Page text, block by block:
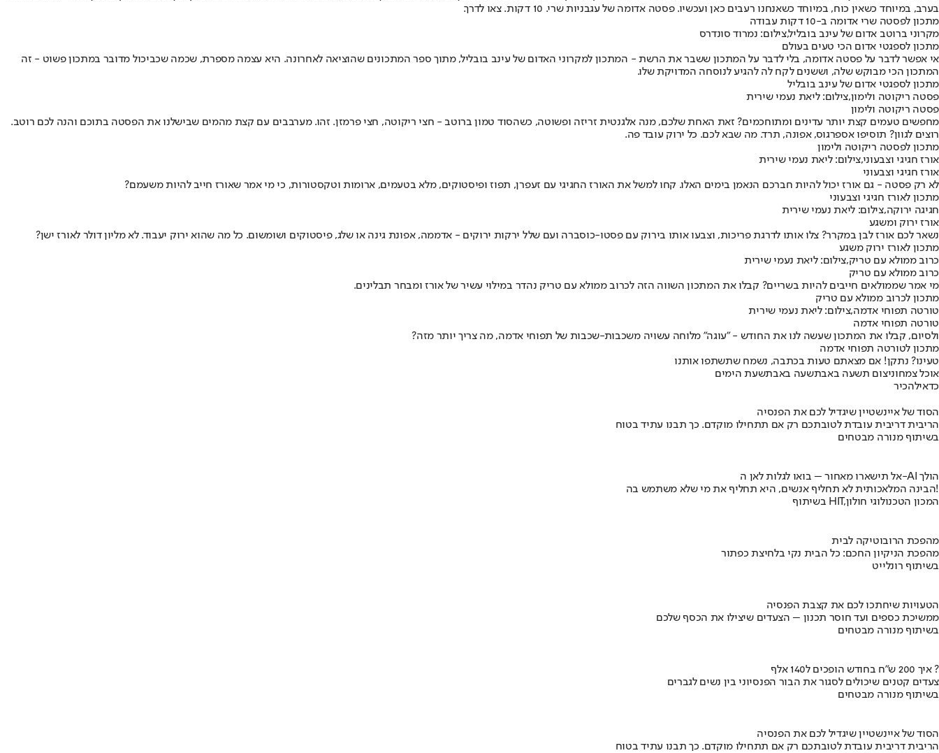
בערב, במיוחד כשאין כוח, במיוחד כשאנחנו רעבים כאן ועכשיו. פסטה אדומה של עגבניות שרי. 10 דקות. צאו לדרך.
מתכון לפסטה שרי אדומה ב-10 דקות עבודה
מקרוני ברוטב אדום של עינב בובליל,צילום: נמרוד סונדרס
מתכון לספגטי אדום הכי טעים בעולם
אי אפשר לדבר על פסטה אדומה, בלי לדבר על המתכון ששבר את הרשת - המתכון למקרוני האדום של עינב בובליל, מתוך ספר המתכונים שהוציאה לאחרונה. היא עצמה מספרת, שכמה שכביכול מדובר במתכון פשוט - זה
המתכון הכי מבוקש שלה, וששנים לקח לה להגיע לנוסחה המדויקת שלו.
מתכון לספגטי אדום של עינב בובליל
פסטה ריקוטה ולימון,צילום: ליאת נעמי שירית
פסטה ריקוטה ולימון
מחפשים טעמים קצת יותר עדינים ומתוחכמים? זאת האחת שלכם, מנה אלגנטית זריזה ופשוטה, כשהסוד טמון ברוטב - חצי ריקוטה, חצי פרמזן. זהו. מערבבים עם קצת מהמים שבישלנו את הפסטה בתוכם והנה לכם רוטב.
רוצים לגוון? תוסיפו אספרגוס, אפונה, תרד. מה שבא לכם. כל ירוק עובד פה.
מתכון לפסטה ריקוטה ולימון
אורז חגיגי וצבעוני,צילום: ליאת נעמי שירית
אורז חגיגי וצבעוני
לא רק פסטה - גם אורז יכול להיות חברכם הנאמן בימים האלו. קחו למשל את האורז החגיגי עם זעפרן, תפוז ופיסטוקים, מלא בטעמים, ארומות וטקסטורות, כי מי אמר שאורז חייב להיות משעמם?
מתכון לאורז חגיגי וצבעוני
חגיגה ירוקה,צילום: ליאת נעמי שירית
אורז ירוק ומשגע
נשאר לכם אורז לבן במקרר? צלו אותו לדרגת פריכות, וצבעו אותו בירוק עם פסטו-כוסברה ועם שלל ירקות ירוקים - אדממה, אפונת גינה או שלג, פיסטוקים ושומשום. כל מה שהוא ירוק יעבוד. לא מליון דולר לאורז ישן?
מתכון לאורז ירוק משגע
כרוב ממולא עם טריק,צילום: ליאת נעמי שירית
כרוב ממולא עם טריק
מי אמר שממולאים חייבים להיות בשריים? קבלו את המתכון השווה הזה לכרוב ממולא עם טריק נהדר במילוי עשיר של אורז ומבחר תבלינים.
מתכון לכרוב ממולא עם טריק
טורטה תפוחי אדמה,צילום: ליאת נעמי שירית
טורטה תפוחי אדמה
ולסיום, קבלו את המתכון שעשה לנו את החודש - "עוגה" מלוחה עשויה משכבות-שכבות של תפוחי אדמה, מה צריך יותר מזה?
מתכון לטורטה תפוחי אדמה
טעינו? נתקן! אם מצאתם טעות בכתבה, נשמח שתשתפו אותנו
אוכל צמחוניצום תשעה באבתשעה באבתשעת הימים
כדאילהכיר
הסוד של איינשטיין שיגדיל לכם את הפנסיה
הריבית דריבית עובדת לטובתכם רק אם תתחילו מוקדם. כך תבנו עתיד בטוח
בשיתוף מנורה מבטחים
אל תישארו מאחור – בואו לגלות לאן ה-AI הולך
הבינה המלאכותית לא תחליף אנשים, היא תחליף את מי שלא משתמש בה!
בשיתוף HIT,המכון הטכנולוגי חולון
מהפכת הרובוטיקה לבית
מהפכת הניקיון החכם: כל הבית נקי בלחיצת כפתור
בשיתוף רונלייט
הטעויות שיחתכו לכם את קצבת הפנסיה
ממשיכת כספים ועד חוסר תכנון – הצעדים שיצילו את הכסף שלכם
בשיתוף מנורה מבטחים
איך 200 ש"ח בחודש הופכים ל140 אלף ?
צעדים קטנים שיכולים לסגור את הבור הפנסיוני בין נשים לגברים
בשיתוף מנורה מבטחים
הסוד של איינשטיין שיגדיל לכם את הפנסיה
הריבית דריבית עובדת לטובתכם רק אם תתחילו מוקדם. כך תבנו עתיד בטוח